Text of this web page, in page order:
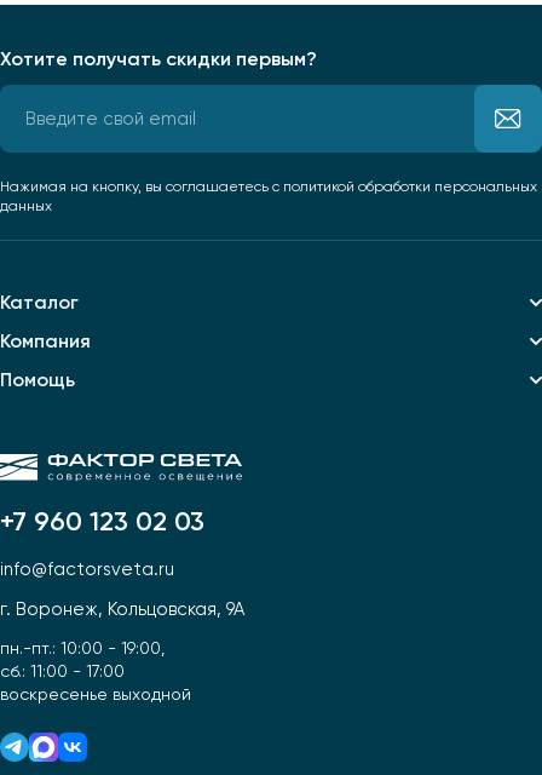
+7 960 123 02 03
info@factorsveta.ru
г. Воронеж, Кольцовская, 9А
пн.-пт.: 10:00 - 19:00,
сб.: 11:00 - 17:00
воскресенье выходной
Каталог
Компания
Помощь
Хотите получать скидки первым?
Нажимая на кнопку, вы соглашаетесь с политикой обработки персональных
данных